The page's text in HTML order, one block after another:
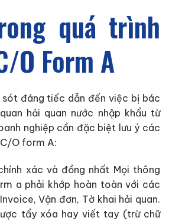
quá trình
O Form A
sót đáng tiếc dẫn đến việc bị bác
hải quan nước nhập khẩu từ
nghiệp cần đặc biệt lưu ý các
O form A:
xác và đồng nhất Mọi thông
a phải khớp hoàn toàn với các
Vận đơn, Tờ khai hải quan.
tẩy xóa hay viết tay (trừ chữ